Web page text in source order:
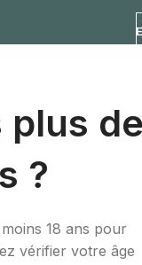
plus de
?
18 ans pour
vérifier votre âge
e-cigarette